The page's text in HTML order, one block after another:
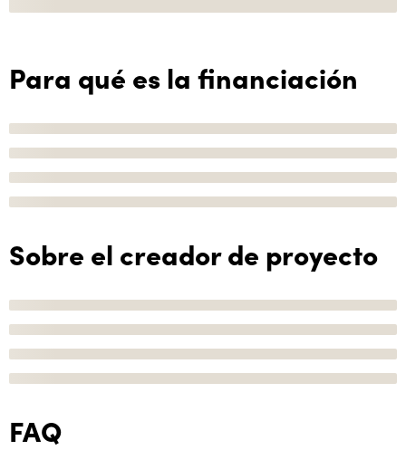
Para qué es la financiación
Sobre el creador de proyecto
FAQ